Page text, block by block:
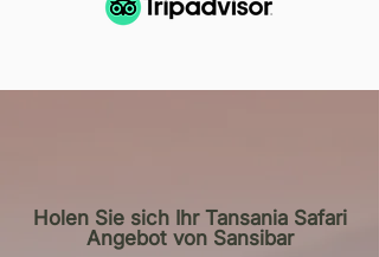
Holen Sie sich Ihr Tansania Safari
Angebot von Sansibar